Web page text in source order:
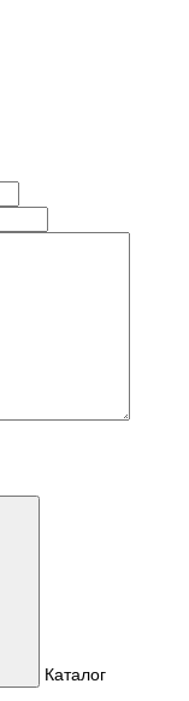
Каталог